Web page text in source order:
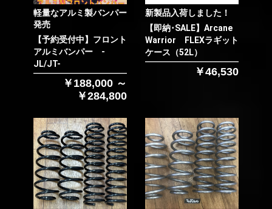
軽量なアルミ製バンパー
発売
【予約受付中】フロント
アルミバンパー -
JL/JT-
￥188,000 ～
￥284,800
新製品入荷しました！
【即納･SALE】Arcane
Warrior FLEXラギット
ケース（52L）
￥46,530